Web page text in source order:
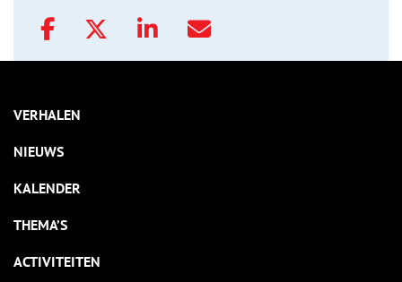
VERHALEN
NIEUWS
KALENDER
THEMA’S
ACTIVITEITEN